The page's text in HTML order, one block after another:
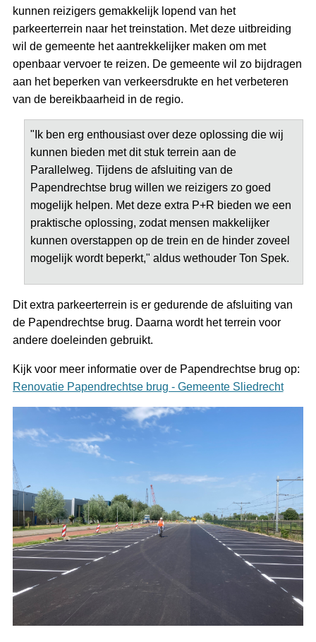
kunnen reizigers gemakkelijk lopend van het
parkeerterrein naar het treinstation. Met deze uitbreiding
wil de gemeente het aantrekkelijker maken om met
openbaar vervoer te reizen. De gemeente wil zo bijdragen
aan het beperken van verkeersdrukte en het verbeteren
van de bereikbaarheid in de regio.
"Ik ben erg enthousiast over deze oplossing die wij
kunnen bieden met dit stuk terrein aan de
Parallelweg. Tijdens de afsluiting van de
Papendrechtse brug willen we reizigers zo goed
mogelijk helpen. Met deze extra P+R bieden we een
praktische oplossing, zodat mensen makkelijker
kunnen overstappen op de trein en de hinder zoveel
mogelijk wordt beperkt," aldus wethouder Ton Spek.
Dit extra parkeerterrein is er gedurende de afsluiting van
de Papendrechtse brug. Daarna wordt het terrein voor
andere doeleinden gebruikt.
Kijk voor meer informatie over de Papendrechtse brug op:
Renovatie Papendrechtse brug - Gemeente Sliedrecht